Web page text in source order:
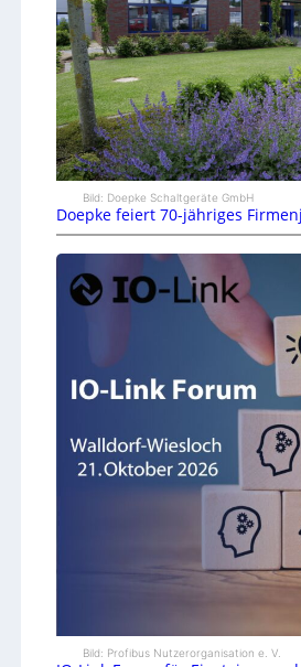
Bild: Doepke Schaltgeräte GmbH
Doepke feiert 70-jähriges
Bild: Profibus Nutzerorganisation e. V.